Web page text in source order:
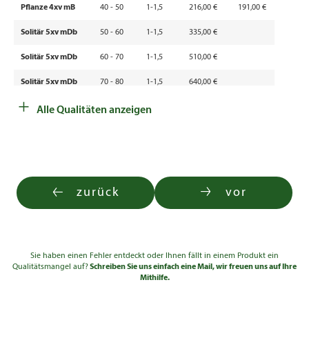
Pflanze 4xv mB 40 - 50 1-1,5 216,00 € 191,00 €
Solitär 5xv mDb 50 - 60 1-1,5 335,00 €
Solitär 5xv mDb 60 - 70 1-1,5 510,00 €
Solitär 5xv mDb 70 - 80 1-1,5 640,00 €
Solitär 6xv mDb 80 - 90 1-1,5
Solitär 6xv mDb 1-1,5
+ Alle Qualitäten anzeigen
zurück vor
Sie haben einen Fehler entdeckt oder Ihnen fällt in einem Produkt ein
Qualitätsmangel auf?Schreiben Sie uns einfach eine Mail, wir freuen uns auf Ihre
Mithilfe.